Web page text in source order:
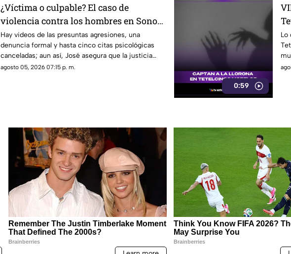
¿Víctima o culpable? El caso de
violencia contra los hombres en Sonora
que está generando conversación en
redes sociales
Hay videos de las presuntas agresiones, una
denuncia formal y hasta cinco citas psicológicas
canceladas; aun así, José asegura que la justicia
sigue sin llegar.
agosto 05, 2026 07:15 p. m.
0:59
Lo